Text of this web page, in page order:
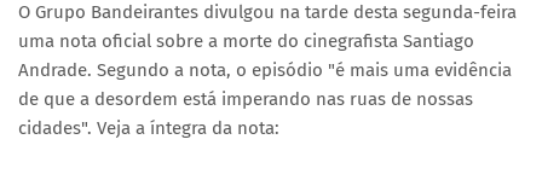
O Grupo Bandeirantes divulgou na tarde desta segunda-feira
uma nota oficial sobre a morte do cinegrafista Santiago
Andrade. Segundo a nota, o episódio "é mais uma evidência
de que a desordem está imperando nas ruas de nossas
cidades". Veja a íntegra da nota: